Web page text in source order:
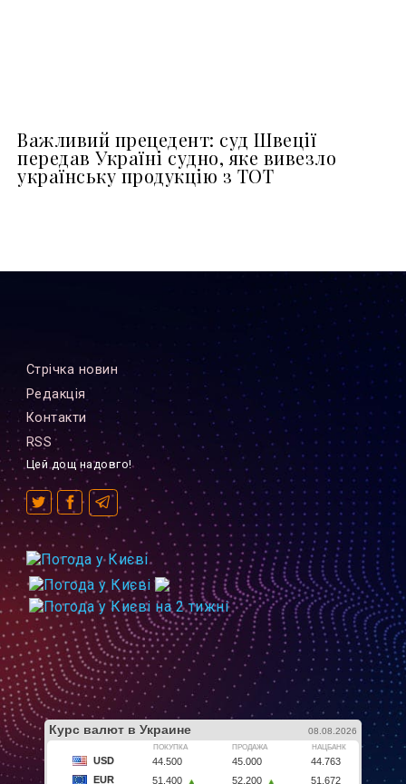
Важливий прецедент: суд Швеції
передав Україні судно, яке вивезло
українську продукцію з ТОТ
Стрiчка новин
Редакцiя
Контакти
RSS
Цей дощ надовго!